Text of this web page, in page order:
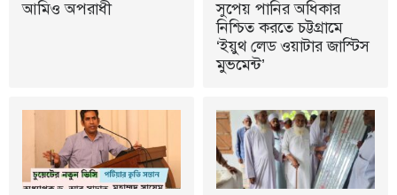
আমিও অপরাধী
সুপেয় পানির অধিকার
নিশ্চিত করতে চট্টগ্রামে
‘ইয়ুথ লেড ওয়াটার জাস্টিস
মুভমেন্ট’